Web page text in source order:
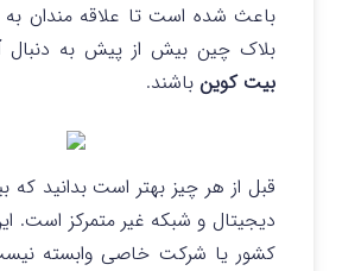
باعث شده است تا علاقه مندان به
بلاک چین بیش از پیش به دنبال
بیت کوین باشند.
قبل از هر چیز بهتر است بدانید
دیجیتال و شبکه غیر متمرکز است.
کشور یا شرکت خاصی وابسته